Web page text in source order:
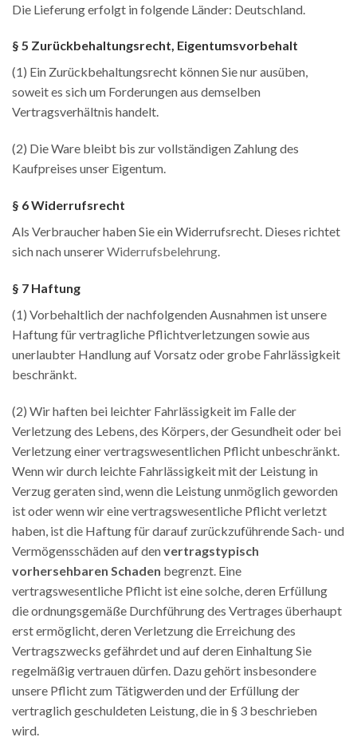
Die Lieferung erfolgt in folgende Länder: Deutschland.
§ 5 Zurückbehaltungsrecht, Eigentumsvorbehalt
(1) Ein Zurückbehaltungsrecht können Sie nur ausüben,
soweit es sich um Forderungen aus demselben
Vertragsverhältnis handelt.
(2) Die Ware bleibt bis zur vollständigen Zahlung des
Kaufpreises unser Eigentum.
§ 6 Widerrufsrecht
Als Verbraucher haben Sie ein Widerrufsrecht. Dieses richtet
sich nach unsererWiderrufsbelehrung.
§ 7 Haftung
(1) Vorbehaltlich der nachfolgenden Ausnahmen ist unsere
Haftung für vertragliche Pflichtverletzungen sowie aus
unerlaubter Handlung auf Vorsatz oder grobe Fahrlässigkeit
beschränkt.
(2) Wir haften bei leichter Fahrlässigkeit im Falle der
Verletzung des Lebens, des Körpers, der Gesundheit oder bei
Verletzung einer vertragswesentlichen Pflicht unbeschränkt.
Wenn wir durch leichte Fahrlässigkeit mit der Leistung in
Verzug geraten sind, wenn die Leistung unmöglich geworden
ist oder wenn wir eine vertragswesentliche Pflicht verletzt
haben, ist die Haftung für darauf zurückzuführende Sach- und
Vermögensschäden auf denvertragstypisch
vorhersehbaren Schaden begrenzt. Eine
vertragswesentliche Pflicht ist eine solche, deren Erfüllung
die ordnungsgemäße Durchführung des Vertrages überhaupt
erst ermöglicht, deren Verletzung die Erreichung des
Vertragszwecks gefährdet und auf deren Einhaltung Sie
regelmäßig vertrauen dürfen. Dazu gehört insbesondere
unsere Pflicht zum Tätigwerden und der Erfüllung der
vertraglich geschuldeten Leistung, die in § 3 beschrieben
wird.